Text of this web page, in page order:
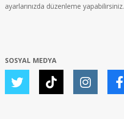
ayarlarınızda düzenleme yapabilirsiniz.
SOSYAL MEDYA